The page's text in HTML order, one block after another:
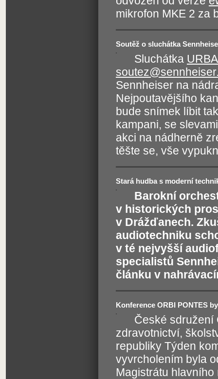
mikrofon MKE 2 za
Soutěž o sluchátka
Sluchátka
Sennheiser na
Nejpoutavějšího
bude snímek líbit
kampani, se
akci na nádherně
těšte se, vše
Stará hudba s moderní
Barokní
v historických
v Drážďanech.
audiotechniku
v té nejvyšší
specialistů
článku v
Konference ORBI PONTES
České sdružení
zdravotnictví,
republiky Týden
vyvrcholením byla
Magistrátu